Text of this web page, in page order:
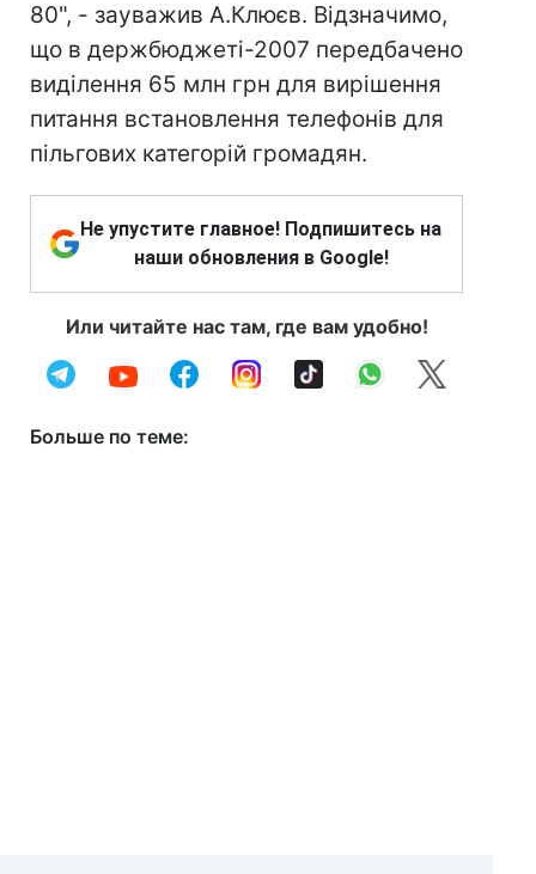
80", - зауважив А.Клюєв. Відзначимо,
що в держбюджеті-2007 передбачено
виділення 65 млн грн для вирішення
питання встановлення телефонів для
пільгових категорій громадян.
Не упустите главное! Подпишитесь на
наши обновления в Google!
Или читайте нас там, где вам удобно!
Больше по теме: